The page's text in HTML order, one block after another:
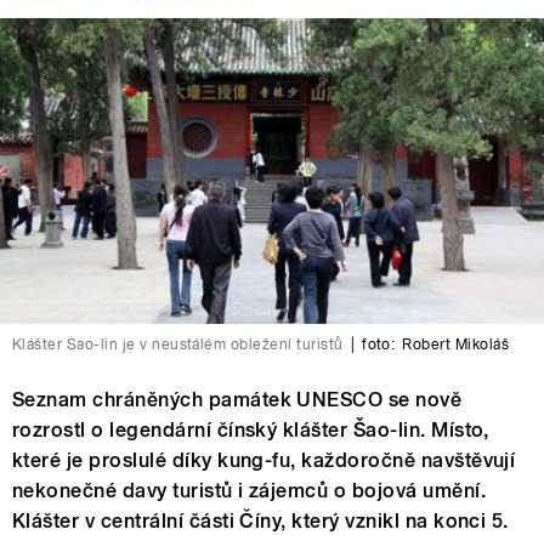
Klášter Šao-lin je v neustálém obležení turistů foto: Robert Mikoláš
Seznam chráněných památek UNESCO se nově
rozrostl o legendární čínský klášter Šao-lin. Místo,
které je proslulé díky kung-fu, každoročně navštěvují
nekonečné davy turistů i zájemců o bojová umění.
Klášter v centrální části Číny, který vznikl na konci 5.